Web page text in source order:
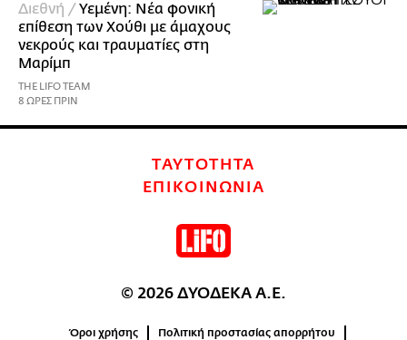
Διεθνή /Υεμένη: Νέα φονική
επίθεση των Χούθι με άμαχους
νεκρούς και τραυματίες στη
Μαρίμπ
THE LIFO TEAM
8 ΩΡΕΣ ΠΡΙΝ
ΤΑΥΤΟΤΗΤΑ
ΕΠΙΚΟΙΝΩΝΙΑ
© 2026 ΔΥΟΔΕΚΑ Α.Ε.
Όροι χρήσης Πολιτική προστασίας απορρήτου